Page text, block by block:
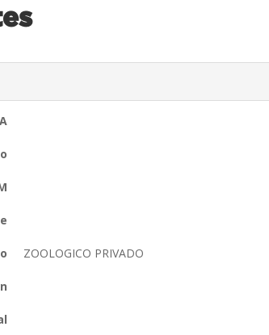
ZOOLOGICO PRIVADO